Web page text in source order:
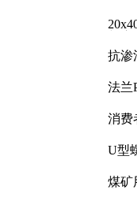
抗渗
法兰
消费
U型
煤矿